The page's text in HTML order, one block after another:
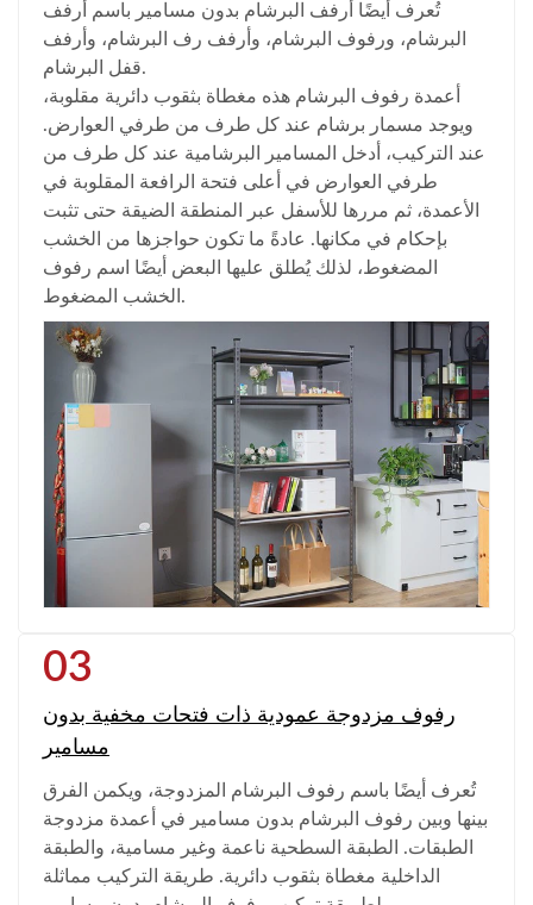
تُعرف أيضًا أرفف البرشام بدون مسامير باسم أرفف
البرشام، ورفوف البرشام، وأرفف رف البرشام، وأرفف
قفل البرشام.
أعمدة رفوف البرشام هذه مغطاة بثقوب دائرية مقلوبة،
ويوجد مسمار برشام عند كل طرف من طرفي العوارض.
عند التركيب، أدخل المسامير البرشامية عند كل طرف من
طرفي العوارض في أعلى فتحة الرافعة المقلوبة في
الأعمدة، ثم مررها للأسفل عبر المنطقة الضيقة حتى تثبت
بإحكام في مكانها. عادةً ما تكون حواجزها من الخشب
المضغوط، لذلك يُطلق عليها البعض أيضًا اسم رفوف
الخشب المضغوط.
رفوف مزدوجة عمودية ذات فتحات مخفية بدون
مسامير
تُعرف أيضًا باسم رفوف البرشام المزدوجة، ويكمن الفرق
بينها وبين رفوف البرشام بدون مسامير في أعمدة مزدوجة
الطبقات. الطبقة السطحية ناعمة وغير مسامية، والطبقة
الداخلية مغطاة بثقوب دائرية. طريقة التركيب مماثلة
03